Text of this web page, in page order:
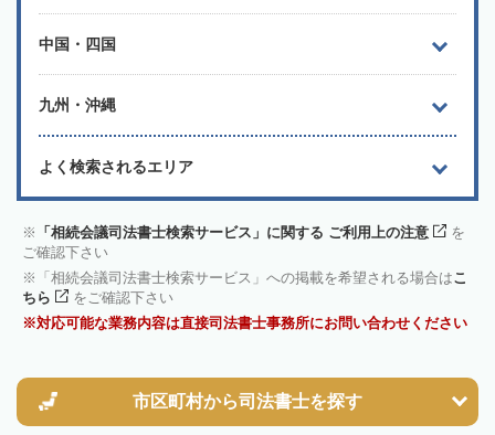
中国・四国
九州・沖縄
よく検索されるエリア
「相続会議司法書士検索サービス」に関する ご利用上の注意
を
ご確認下さい
「相続会議司法書士検索サービス」への掲載を希望される場合はこ
ちら
をご確認下さい
対応可能な業務内容は直接司法書士事務所にお問い合わせください
市区町村から司法書士を探す